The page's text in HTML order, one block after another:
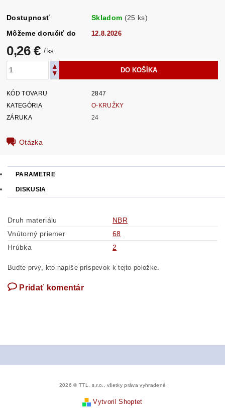
Dostupnosť Skladom (25 ks)
Môžeme doručiť do
12.8.2026
0,26 € / ks
KÓD TOVARU
2847
KATEGÓRIA
O-KRUŽKY
ZÁRUKA
24
Otázka
PARAMETRE
DISKUSIA
Druh materiálu
NBR
Vnútorný priemer
68
Hrúbka
2
Buďte prvý, kto napíše príspevok k tejto položke.
Pridať komentár
2026 © TTL, s.r.o., všetky práva vyhradené
Vytvoril Shoptet